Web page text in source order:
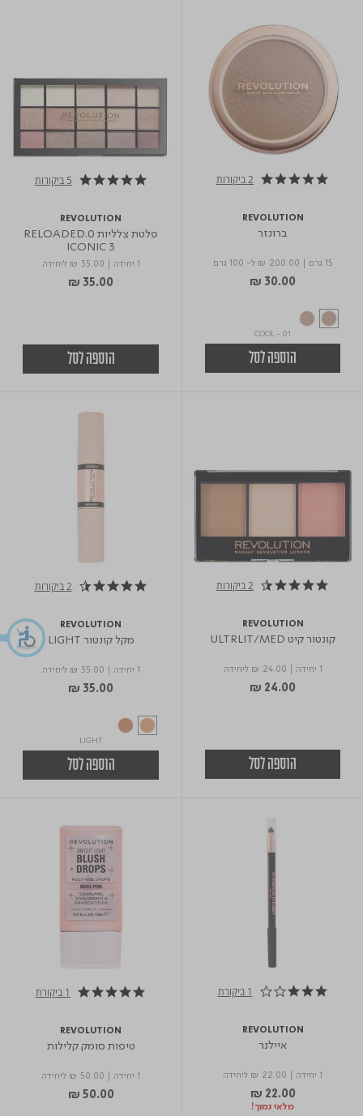
5.0 star rating 2 ביקורות
REVOLUTION
ברונזר
15 גרם ₪ 200.00 ל- 100 גרם
₪ 30.00
01 - COOL
הוספה לסל
5.0 star rating 5 ביקורות
REVOLUTION
פלטת צלליות 0.RELOADED
ICONIC 3
1 יחידה ₪ 35.00 ליחידה
₪ 35.00
הוספה לסל
4.5 star rating 2 ביקורות
REVOLUTION
קונטור קיט ULTRLIT/MED
1 יחידה ₪ 24.00 ליחידה
₪ 24.00
הוספה לסל
4.5 star rating 2 ביקורות
REVOLUTION
מקל קונטור LIGHT
1 יחידה ₪ 35.00 ליחידה
₪ 35.00
LIGHT
הוספה לסל
3.0 star rating 1 ביקורת
REVOLUTION
איילנר
1 יחידה ₪ 22.00 ליחידה
₪ 22.00
מלאי נמוך!
5.0 star rating 1 ביקורת
REVOLUTION
טיפות סומק קלילות
1 יחידה ₪ 50.00 ליחידה
₪ 50.00